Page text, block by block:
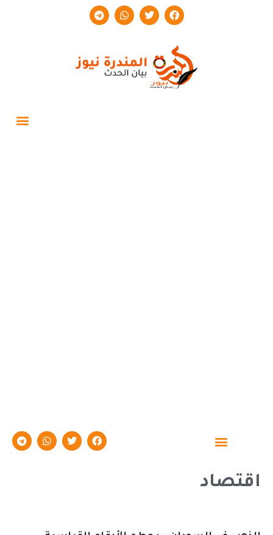
اقتصاد